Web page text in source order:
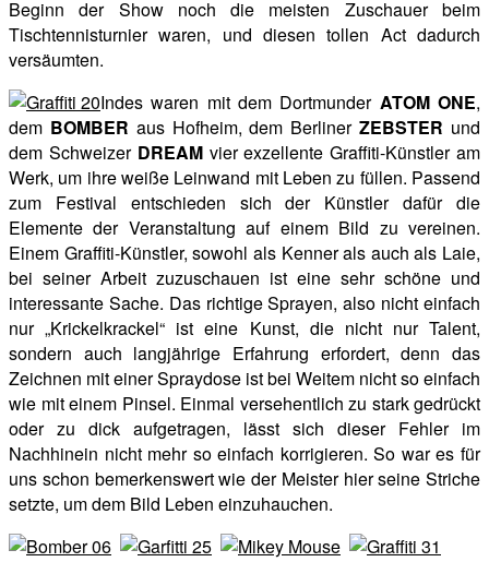
Beginn der Show noch die meisten Zuschauer beim
Tischtennisturnier waren, und diesen tollen Act dadurch
versäumten.
Indes waren mit dem Dortmunder ATOM ONE,
dem BOMBER aus Hofheim, dem BerlinerZEBSTER und
dem Schweizer DREAMvier exzellente Graffiti-Künstler am
Werk, um ihre weiße Leinwand mit Leben zu füllen. Passend
zum Festival entschieden sich der Künstler dafür die
Elemente der Veranstaltung auf einem Bild zu vereinen.
Einem Graffiti-Künstler, sowohl als Kenner als auch als Laie,
bei seiner Arbeit zuzuschauen ist eine sehr schöne und
interessante Sache. Das richtige Sprayen, also nicht einfach
nur „Krickelkrackel“ ist eine Kunst, die nicht nur Talent,
sondern auch langjährige Erfahrung erfordert, denn das
Zeichnen mit einer Spraydose ist bei Weitem nicht so einfach
wie mit einem Pinsel. Einmal versehentlich zu stark gedrückt
oder zu dick aufgetragen, lässt sich dieser Fehler im
Nachhinein nicht mehr so einfach korrigieren. So war es für
uns schon bemerkenswert wie der Meister hier seine Striche
setzte, um dem Bild Leben einzuhauchen.